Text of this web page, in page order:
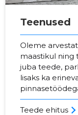
Teenused
Oleme
maastikul ning
juba teede,
lisaks ka
Teede ehitus